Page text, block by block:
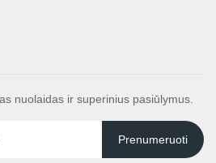
nuolaidas ir superinius pasiūlymus.
Prenumeruoti